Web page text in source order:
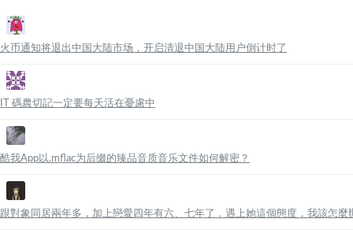
火币通知将退出中国大陆市场，开启清退中国大陆用户倒计时了
IT 碼農切記一定要每天活在憂慮中
酷我App以.mflac为后缀的臻品音质音乐文件如何解密？
跟對象同居兩年多，加上戀愛四年有六、七年了，遇上她這個態度，我該怎麼